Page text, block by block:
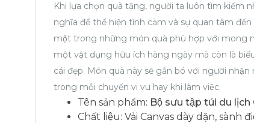
Khi lựa chọn quà tặng, người ta luôn tìm kiếm
nghĩa để thể hiện tình cảm và sự quan tâm đến
một trong những món quà phù hợp với mong
một vật dụng hữu ích hàng ngày mà còn là
cái đẹp. Món quà này sẽ gắn bó với người
trong mỗi chuyến vi vu hay khi làm việc.
Tên sản phẩm: Bộ sưu tập túi du lịch
Chất liệu: Vải Canvas dày dặn, sành